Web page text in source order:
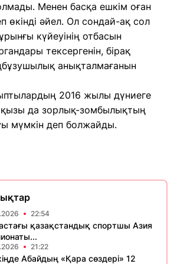
Менен басқа ешкім оған
өкінді әйел. Ол сондай-ақ сол
күйеуінің отбасын
тексергенін, бірақ
анықталмағанын
2016 жылы дүниеге
қызы да зорлық-зомбылықтың
мүмкін деп болжайды.
22:54
қазақстандық спортшы Азия
21:22
Абайдың «Қара сөздері» 12